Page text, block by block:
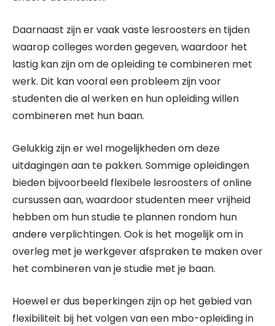
Daarnaast zijn er vaak vaste lesroosters en tijden
waarop colleges worden gegeven, waardoor het
lastig kan zijn om de opleiding te combineren met
werk. Dit kan vooral een probleem zijn voor
studenten die al werken en hun opleiding willen
combineren met hun baan.
Gelukkig zijn er wel mogelijkheden om deze
uitdagingen aan te pakken. Sommige opleidingen
bieden bijvoorbeeld flexibele lesroosters of online
cursussen aan, waardoor studenten meer vrijheid
hebben om hun studie te plannen rondom hun
andere verplichtingen. Ook is het mogelijk om in
overleg met je werkgever afspraken te maken over
het combineren van je studie met je baan.
Hoewel er dus beperkingen zijn op het gebied van
flexibiliteit bij het volgen van een mbo-opleiding in